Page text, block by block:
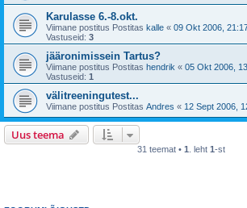
Karulasse 6.-8.okt.
Viimane postitus Postitas kalle « 09 Okt 2006,
Vastuseid: 3
jääronimissein Tartus?
Viimane postitus Postitas hendrik « 05 Okt 2006,
Vastuseid: 1
välitreeningutest...
Viimane postitus Postitas Andres « 12 Sept 2006,
Uus teema
31 teemat • 1 . leht 1-st